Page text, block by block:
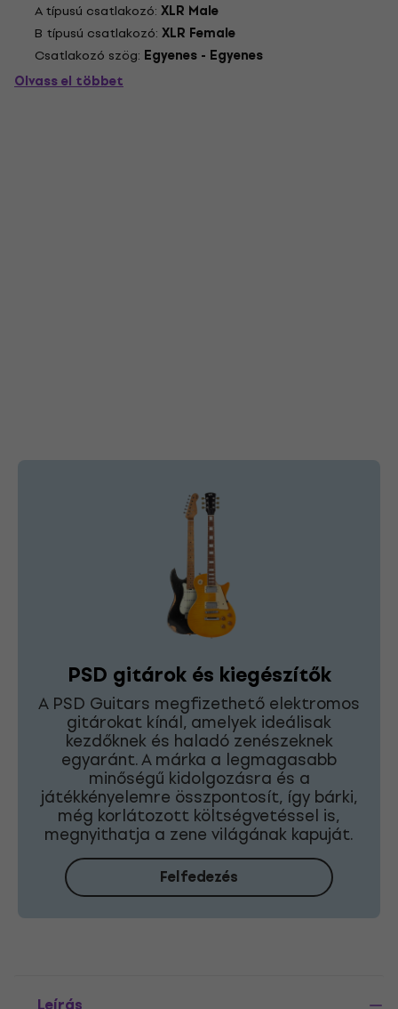
A típusú csatlakozó: XLR Male
B típusú csatlakozó: XLR Female
Csatlakozó szög: Egyenes - Egyenes
Olvass el többet
PSD gitárok és kiegészítők
A PSD Guitars megfizethető elektromos
gitárokat kínál, amelyek ideálisak
kezdőknek és haladó zenészeknek
egyaránt. A márka a legmagasabb
minőségű kidolgozásra és a
játékkényelemre összpontosít, így bárki,
még korlátozott költségvetéssel is,
megnyithatja a zene világának kapuját.
Felfedezés